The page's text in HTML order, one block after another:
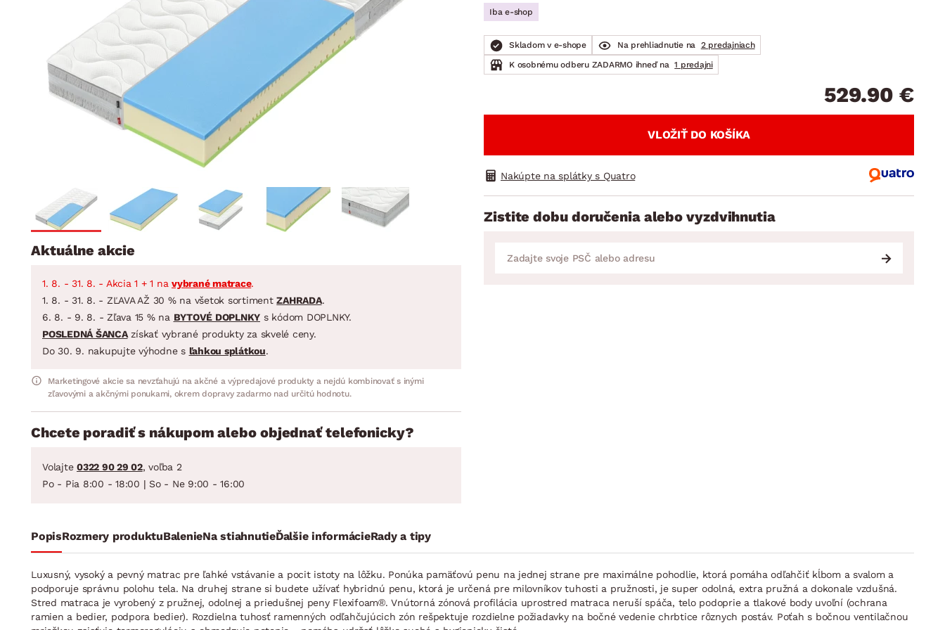
Detská izba
Predsieň, šatník a chodba
Kuchyňa
Kúpeľňa
Záhrada
Vankúše
Koberce
Závesy a žalúzie
STOLOVANIE A VARENIE
Jedálenský servis
Panvice
Zobrazit vše
DOMÁCE SPOTREBIČE
Jedálenské zostavy
Záhradné zostavy
Zahradné zostavy
Iba e-shop
Skladom v e-shope Na prehliadnutie na 2 predajniach
K osobnému odberu ZADARMO ihneď na 1 predajni
529.90 €
VLOŽIŤ DO KOŠÍKA
Nakúpte na splátky s Quatro
Zistite dobu doručenia alebo vyzdvihnutia
Aktuálne akcie
1. 8. - 31. 8. - Akcia 1 + 1 na vybrané matrace.
1. 8. - 31. 8. - ZĽAVA AŽ 30 % na všetok sortimentZAHRADA.
6. 8. - 9. 8. - Zľava 15 % na BYTOVÉ DOPLNKY s kódom DOPLNKY.
POSLEDNÁ ŠANCAzískať vybrané produkty za skvelé ceny.
Do 30. 9. nakupujte výhodne s ľahkou splátkou.
Marketingové akcie sa nevzťahujú na akčné a výpredajové produkty a nejdú kombinovať s inými
zľavovými a akčnými ponukami, okrem dopravy zadarmo nad určitú hodnotu.
Chcete poradiť s nákupom alebo objednať telefonicky?
Volajte 0322 90 29 02, voľba 2
Po - Pia 8:00 - 18:00 | So - Ne 9:00 - 16:00
PopisRozmery produktuBalenieNa stiahnutieĎalšie informácieRady a tipy
Luxusný, vysoký a pevný matrac pre ľahké vstávanie a pocit istoty na lôžku. Ponúka pamäťovú penu na jednej strane pre maximálne pohodlie, ktorá pomáha odľahčiť kĺbom a svalom a
podporuje správnu polohu tela. Na druhej strane si budete užívať hybridnú penu, ktorá je určená pre milovníkov tuhosti a pružnosti, je super odolná, extra pružná a dokonale vzdušná.
Stred matraca je vyrobený z pružnej, odolnej a priedušnej peny Flexifoam®. Vnútorná zónová profilácia uprostred matraca neruší spáča, telo podoprie a tlakové body uvoľní (ochrana
ramien a bedier, podpora bedier). Rozdielna tuhosť ramenných odľahčujúcich zón rešpektuje rozdielne požiadavky na bočné vedenie chrbtice rôznych postáv. Poťah s bočnou ventilačnou